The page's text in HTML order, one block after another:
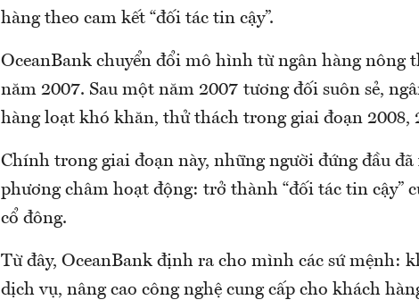
hàng theo cam kết “đối tác tin cậy”.
OceanBank chuyển đổi mô hình từ ngân hàng nông
năm 2007. Sau một năm 2007 tương đối suôn sẻ,
hàng loạt khó khăn, thử thách trong giai đoạn 2008,
Chính trong giai đoạn này, những người đứng đầu
phương châm hoạt động: trở thành “đối tác tin cậy”
cổ đông.
Từ đây, OceanBank định ra cho mình các sứ mệnh:
dịch vụ, nâng cao công nghệ cung cấp cho khách